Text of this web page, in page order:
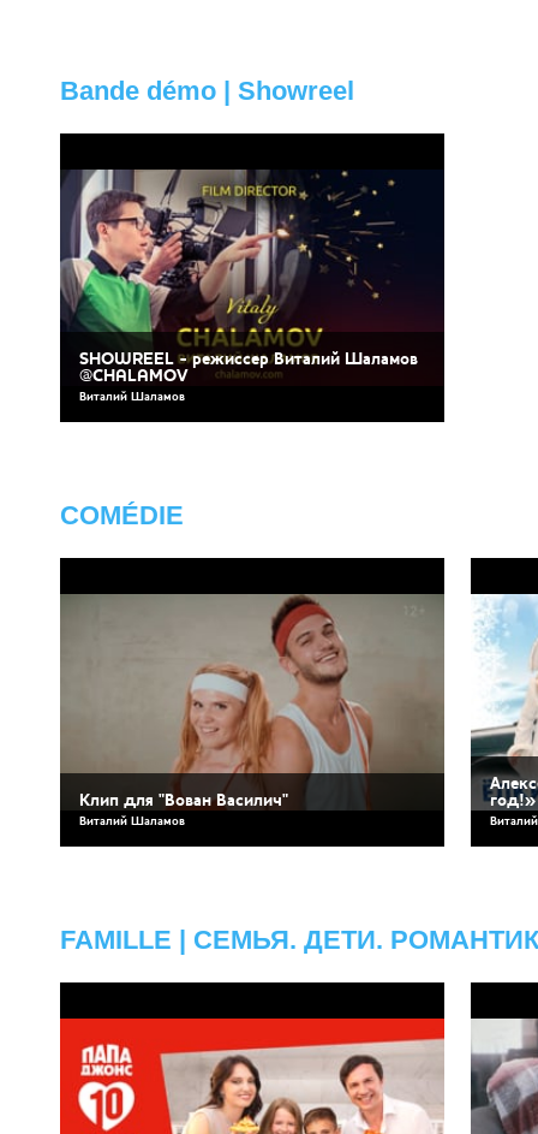
Bande démo | Showreel
SHOWREEL - режиссер Виталий Шаламов
@CHALAMOV
Виталий Шаламов
COMÉDIE
Клип для "Вован Василич"
Виталий Шаламов
год!»
FAMILLE | СЕМЬЯ. ДЕТИ.